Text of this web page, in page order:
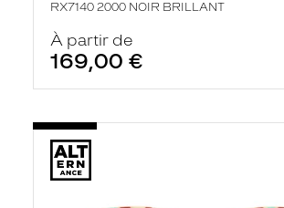
RX7140 2000 NOIR BRILLANT
À partir de
169,00 €